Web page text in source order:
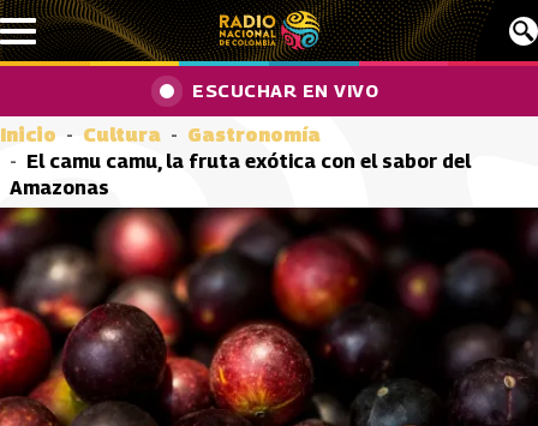
Pasar al contenido principal
ESCUCHAR EN VIVO
Inicio Cultura
Gastronomía
El camu camu, la fruta exótica con el sabor del
Amazonas